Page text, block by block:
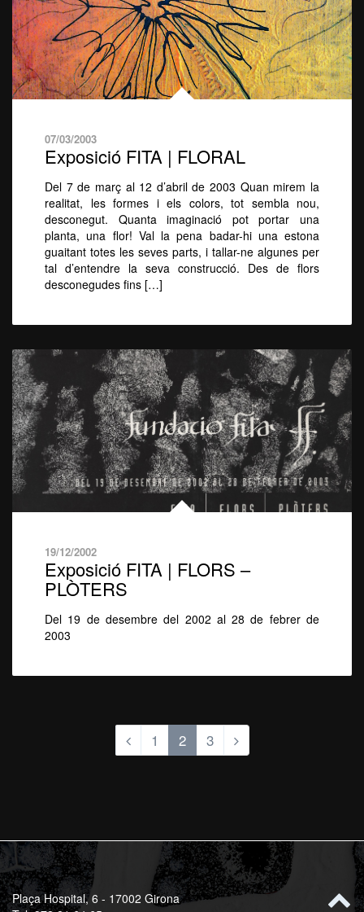
07/03/2003
Exposició FITA | FLORAL
Del 7 de març al 12 d’abril de 2003 Quan mirem la
realitat, les formes i els colors, tot sembla nou,
desconegut. Quanta imaginació pot portar una
planta, una flor! Val la pena badar-hi una estona
guaitant totes les seves parts, i tallar-ne algunes per
tal d’entendre la seva construcció. Des de flors
desconegudes fins […]
19/12/2002
Exposició FITA | FLORS –
PLÒTERS
Del 19 de desembre del 2002 al 28 de febrer de
2003
1 2 3
Plaça Hospital, 6 - 17002 Girona